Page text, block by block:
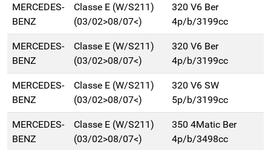
MERCEDES-
BENZ
Classe E (W/S211)
(03/02>08/07<)
320 V6 Ber
4p/b/3199cc
MERCEDES-
BENZ
Classe E (W/S211)
(03/02>08/07<)
320 V6 Ber
4p/b/3199cc
MERCEDES-
BENZ
Classe E (W/S211)
(03/02>08/07<)
320 V6 SW
5p/b/3199cc
MERCEDES-
BENZ
Classe E (W/S211)
(03/02>08/07<)
350 4Matic Ber
4p/b/3498cc